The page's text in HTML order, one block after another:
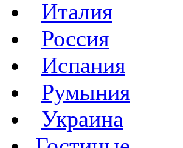
Италия
Россия
Испания
Румыния
Украина